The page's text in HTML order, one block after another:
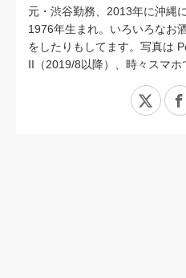
元・渋谷勤務、2013年に沖縄
1976年生まれ。いろいろなお
をしたりもしてます。写真は
II（2019/8以降）、時々スマホ
X